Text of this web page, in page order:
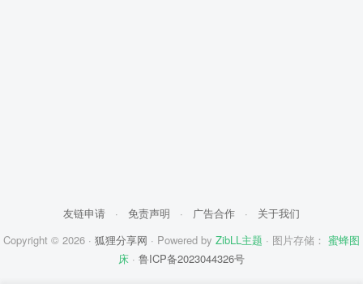
友链申请 · 免责声明 · 广告合作 ·
关于我们
Copyright © 2026 · 狐狸分享网 · Powered by ZibLL主题 · 图片存储： 蜜蜂图
床 · 鲁ICP备2023044326号